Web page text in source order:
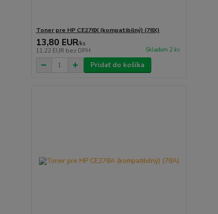
Toner pre HP CE278X (kompatibilný) (78X)
13,80 EUR/ks
11,22 EUR bez DPH Skladom 2 ks
Pridať do košíka